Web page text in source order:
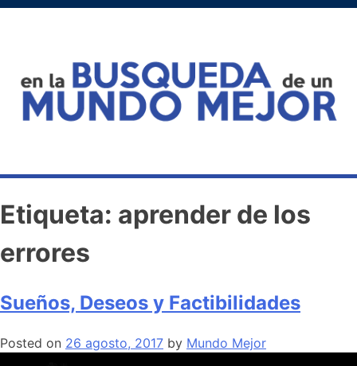
Etiqueta: aprender de los
errores
Sueños, Deseos y Factibilidades
Posted on 26 agosto, 2017 by Mundo Mejor